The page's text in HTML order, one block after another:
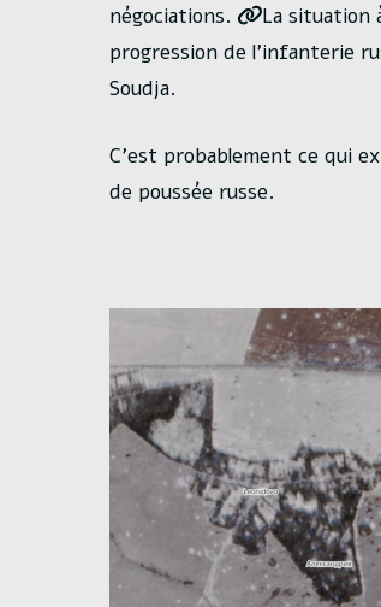
négociations.
La situation
progression de l’infanterie
Soudja.
C’est probablement ce qui
de poussée russe.